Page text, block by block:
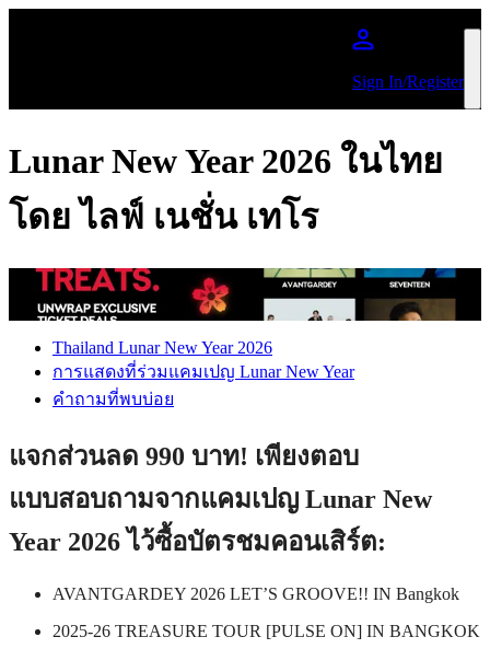
Sign In/Register
Lunar New Year 2026 ในไทย
โดย ไลฟ์ เนชั่น เทโร
Thailand Lunar New Year 2026
การแสดงที่ร่วมแคมเปญ Lunar New Year
คำถามที่พบบ่อย
แจกส่วนลด 990 บาท! เพียงตอบ
แบบสอบถามจากแคมเปญ Lunar New
Year 2026 ไว้ซื้อบัตรชมคอนเสิร์ต:
AVANTGARDEY 2026 LET’S GROOVE!! IN Bangkok
2025-26 TREASURE TOUR [PULSE ON] IN BANGKOK